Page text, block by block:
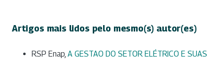
Artigos mais lidos pelo mesmo(s) autor(es)
RSP Enap, A GESTAO DO SETOR ELÉTRICO E SUAS